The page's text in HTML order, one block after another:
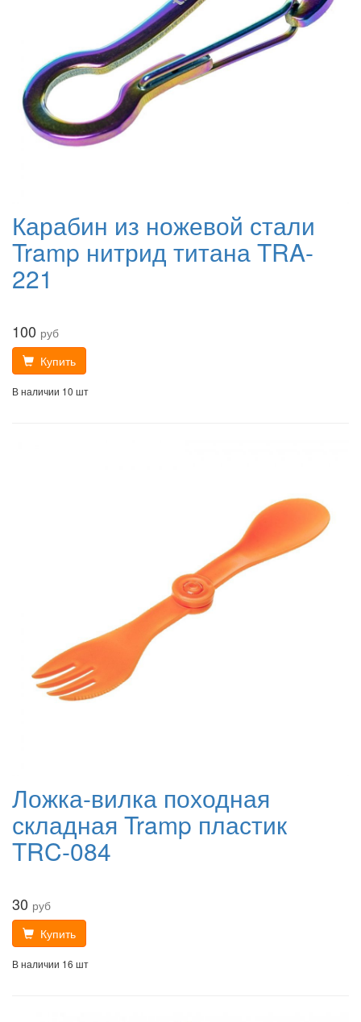
Карабин из ножевой стали
Tramp нитрид титана TRA-
221
100 руб
Купить
В наличии 10 шт
Ложка-вилка походная
складная Tramp пластик
TRC-084
30 руб
Купить
В наличии 16 шт